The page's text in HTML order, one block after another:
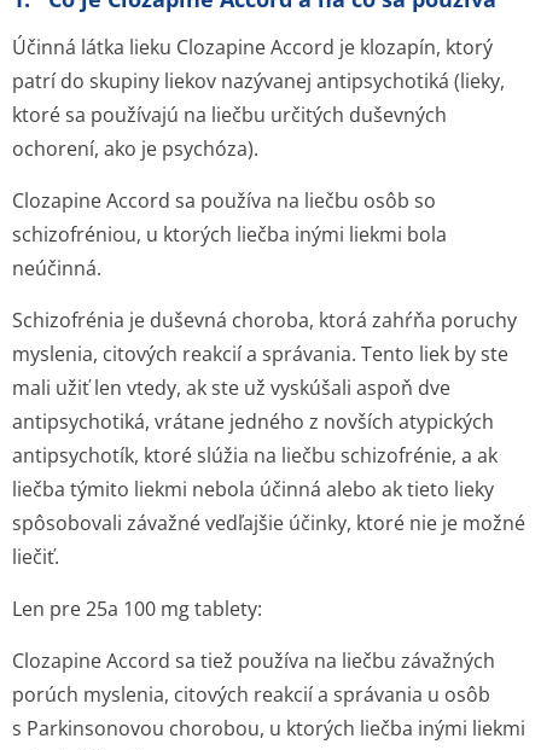
Účinná látka lieku Clozapine Accord je klozapín, ktorý
patrí do skupiny liekov nazývanej antipsychotiká (lieky,
ktoré sa používajú na liečbu určitých duševných
ochorení, ako je psychóza).
Clozapine Accord sa používa na liečbu osôb so
schizofréniou, u ktorých liečba inými liekmi bola
neúčinná.
Schizofrénia je duševná choroba, ktorá zahŕňa poruchy
myslenia, citových reakcií a správania. Tento liek by ste
mali užiť len vtedy, ak ste už vyskúšali aspoň dve
antipsychotiká, vrátane jedného z novších atypických
antipsychotík, ktoré slúžia na liečbu schizofrénie, a ak
liečba týmito liekmi nebola účinná alebo ak tieto lieky
spôsobovali závažné vedľajšie účinky, ktoré nie je možné
liečiť.
Len pre 25a 100 mg tablety:
Clozapine Accord sa tiež používa na liečbu závažných
porúch myslenia, citových reakcií a správania u osôb
s Parkinsonovou chorobou, u ktorých liečba inými liekmi